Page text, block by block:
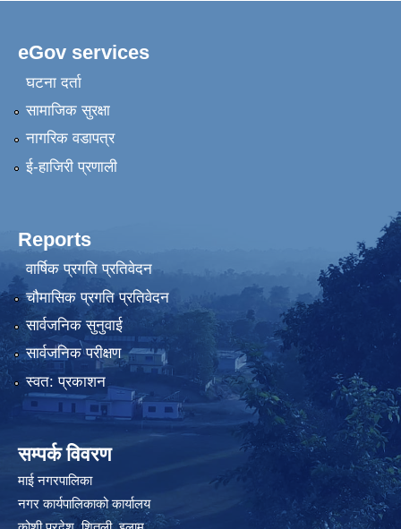
eGov services
घटना दर्ता
सामाजिक सुरक्षा
नागरिक वडापत्र
ई-हाजिरी प्रणाली
Reports
वार्षिक प्रगति प्रतिवेदन
चौमासिक प्रगति प्रतिवेदन
सार्वजनिक सुनुवाई
सार्वजनिक परीक्षण
स्वत: प्रकाशन
सम्पर्क विवरण
माई नगरपालिका
नगर कार्यपालिकाको कार्यालय